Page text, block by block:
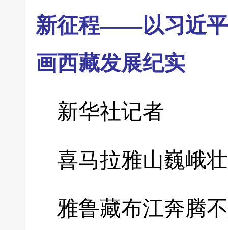
新征程——以习近平
画西藏发展纪实
新华社记者
喜马拉雅山巍峨
雅鲁藏布江奔腾